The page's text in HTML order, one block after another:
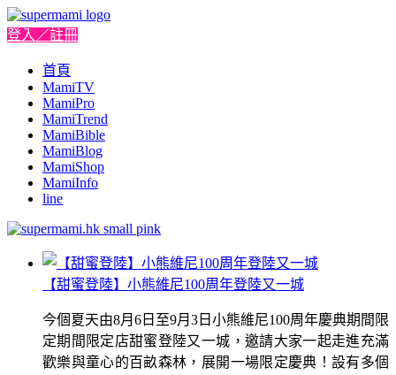
登入／註冊
首頁
MamiTV
MamiPro
MamiTrend
MamiBible
MamiBlog
MamiShop
MamiInfo
line
【甜蜜登陸】小熊維尼100周年登陸又一城
今個夏天由8月6日至9月3日小熊維尼100周年慶典期間限
定期間限定店甜蜜登陸又一城，邀請大家一起走進充滿
歡樂與童心的百畝森林，展開一場限定慶典！設有多個